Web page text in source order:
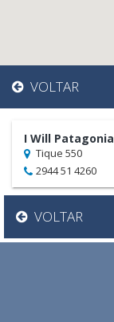
VOLTAR
I Will Patagonia
Tique 550
2944 51 4260
VOLTAR